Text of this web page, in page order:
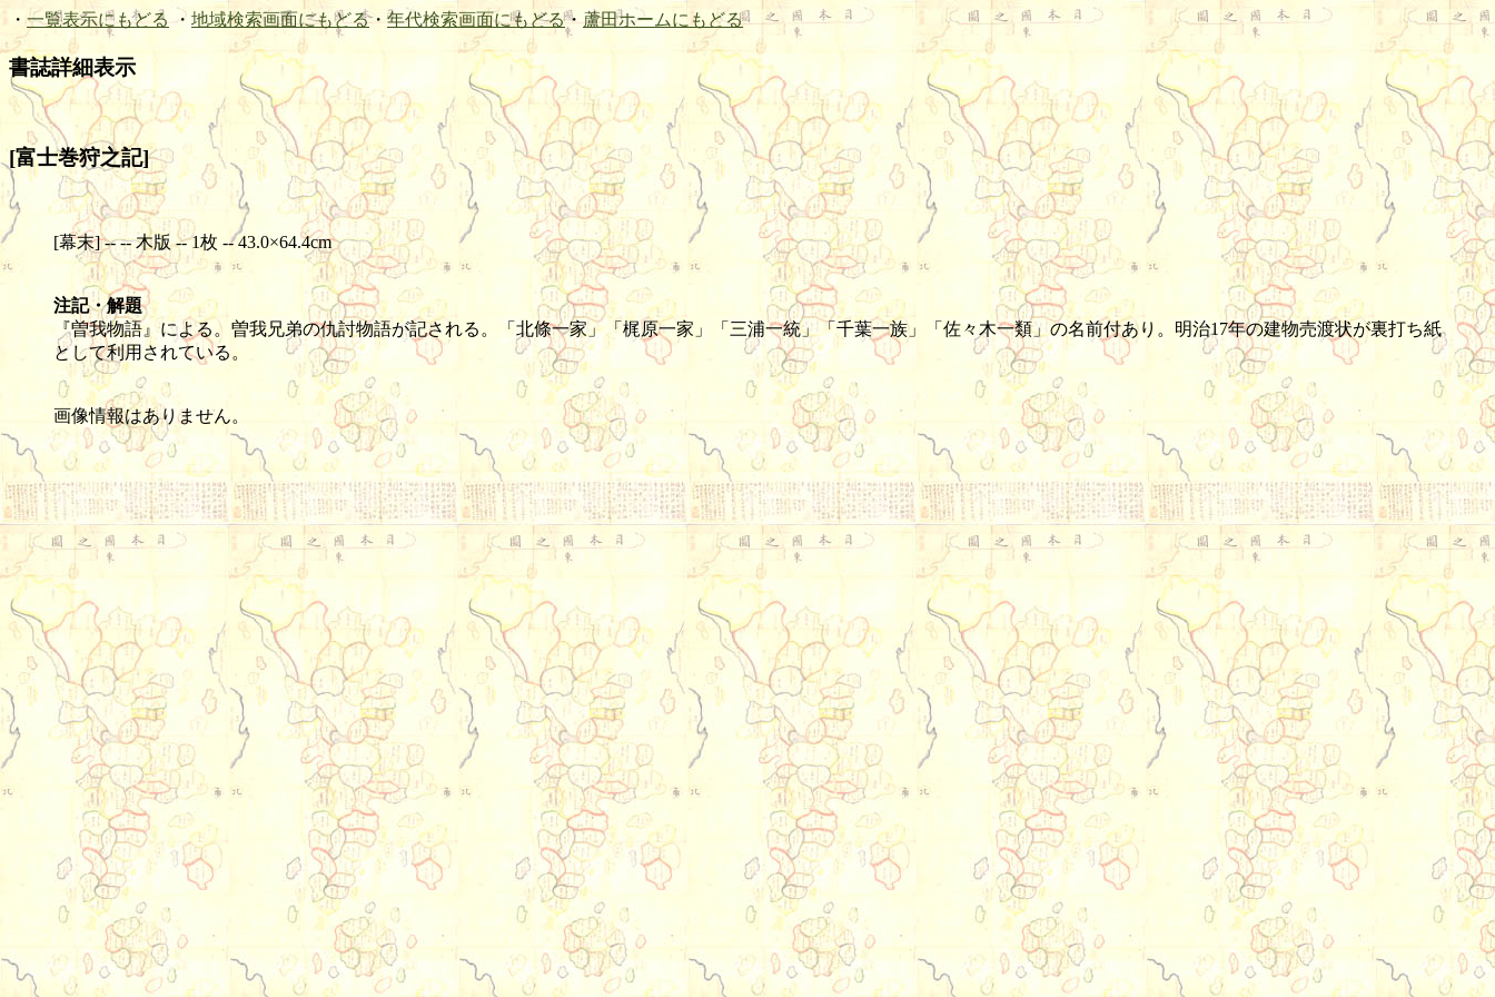
・ 一覧表示にもどる ・ 地域検索画面にもどる・ 年代検索画面にもどる・ 蘆田ホームにもどる
書誌詳細表示
[富士巻狩之記]
[幕末] -- -- 木版 -- 1枚 -- 43.0×64.4cm
注記・解題
『曽我物語』による。曽我兄弟の仇討物語が記される。「北條一家」「梶原一家」「三浦一統」「千葉一族」「佐々木一類」の名前付あり。明治17年の建物売渡状が裏打ち紙
として利用されている。
画像情報はありません。